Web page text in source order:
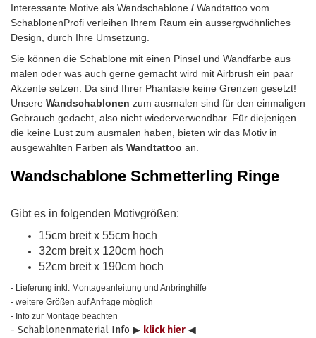
Interessante Motive als Wandschablone / Wandtattoo vom
SchablonenProfi verleihen Ihrem Raum ein aussergwöhnliches
Design, durch Ihre Umsetzung.
Sie können die Schablone mit einen Pinsel und Wandfarbe aus
malen oder was auch gerne gemacht wird mit Airbrush ein paar
Akzente setzen. Da sind Ihrer Phantasie keine Grenzen gesetzt!
Unsere Wandschablonen zum ausmalen sind für den einmaligen
Gebrauch gedacht, also nicht wiederverwendbar. Für diejenigen
die keine Lust zum ausmalen haben, bieten wir das Motiv in
ausgewählten Farben als Wandtattoo an.
Wandschablone Schmetterling Ringe
Gibt es in folgenden Motivgrößen:
15cm breit x 55cm hoch
32cm breit x 120cm hoch
52cm breit x 190cm hoch
- Lieferung inkl. Montageanleitung und Anbringhilfe
- weitere Größen auf Anfrage möglich
- Info zur Montage beachten
- Schablonenmaterial Info ▶ klick hier ◀